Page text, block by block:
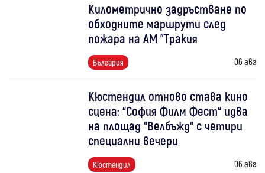
Километрично задръстване по
обходните маршрути след
пожара на АМ "Тракия
България 06 авг
Кюстендил отново става кино
сцена: “София Филм Фест“ идва
на площад “Велбъжд“ с четири
специални вечери
Кюстендил 06 авг